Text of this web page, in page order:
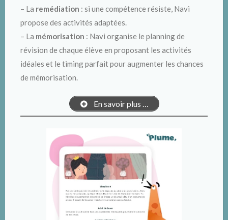
– La remédiation : si une compétence résiste, Navi
propose des activités adaptées.
– La mémorisation : Navi organise le planning de
révision de chaque élève en proposant les activités
idéales et le timing parfait pour augmenter les chances
de mémorisation.
En savoir plus …